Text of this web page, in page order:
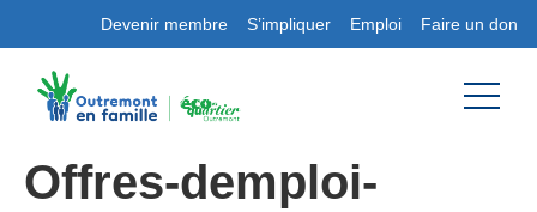
Devenir membre S’impliquer Emploi Faire un don
Offres-demploi-